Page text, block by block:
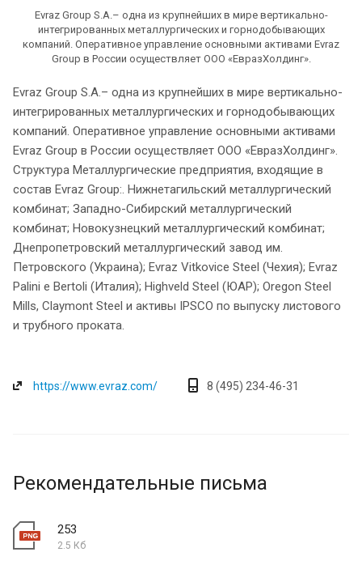
Evraz Group S.A.– одна из крупнейших в мире вертикально-
интегрированных металлургических и горнодобывающих
компаний. Оперативное управление основными активами Evraz
Group в России осуществляет ООО «ЕвразХолдинг».
Evraz Group S.A.– одна из крупнейших в мире вертикально-
интегрированных металлургических и горнодобывающих
компаний. Оперативное управление основными активами
Evraz Group в России осуществляет ООО «ЕвразХолдинг».
Структура Металлургические предприятия, входящие в
состав Evraz Group:. Нижнетагильский металлургический
комбинат; Западно-Сибирский металлургический
комбинат; Новокузнецкий металлургический комбинат;
Днепропетровский металлургический завод им.
Петровского (Украина); Evraz Vitkovice Steel (Чехия); Evraz
Palini e Bertoli (Италия); Highveld Steel (ЮАР); Oregon Steel
Mills, Claymont Steel и активы IPSCO по выпуску листового
и трубного проката.
https://www.evraz.com/ 8 (495) 234-46-31
Рекомендательные письма
253
2.5 Кб